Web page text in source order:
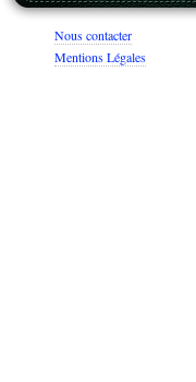
Nous contacter
Mentions Légales